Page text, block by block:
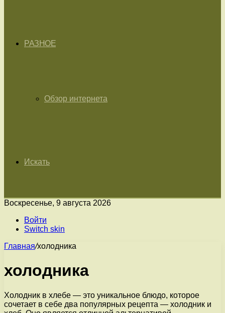
РАЗНОЕ
Обзор интернета
Искать
Воскресенье, 9 августа 2026
Войти
Switch skin
Главная/холодника
холодника
Холодник в хлебе — это уникальное блюдо, которое
сочетает в себе два популярных рецепта — холодник и